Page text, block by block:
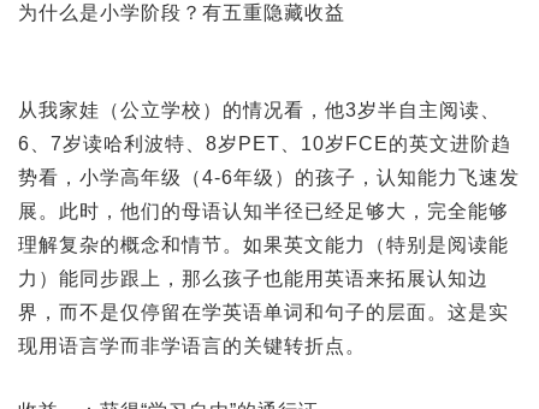
为什么是小学阶段？有五重隐藏收益
从我家娃（公立学校）的情况看，他3岁半自主阅读、
6、7岁读哈利波特、8岁PET、10岁FCE的英文进阶趋
势看，小学高年级（4-6年级）的孩子，认知能力飞速发
展。此时，他们的母语认知半径已经足够大，完全能够
理解复杂的概念和情节。如果英文能力（特别是阅读能
力）能同步跟上，那么孩子也能用英语来拓展认知边
界，而不是仅停留在学英语单词和句子的层面。这是实
现用语言学而非学语言的关键转折点。